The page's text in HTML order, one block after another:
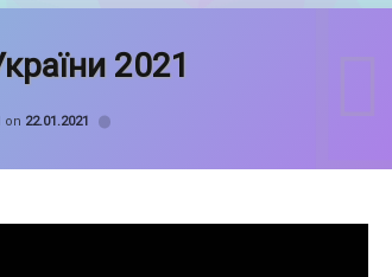
2021
on 22.01.2021